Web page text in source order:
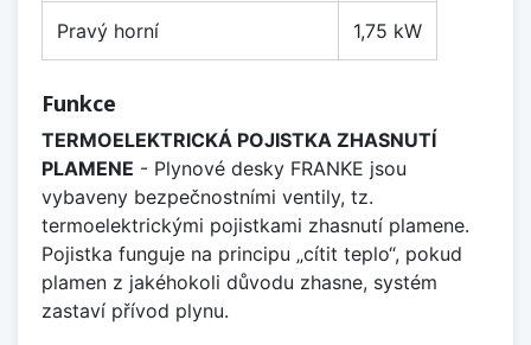
Pravý horní 1,75 kW
Funkce
TERMOELEKTRICKÁ POJISTKA ZHASNUTÍ
PLAMENE - Plynové desky FRANKE jsou
vybaveny bezpečnostními ventily, tz.
termoelektrickými pojistkami zhasnutí plamene.
Pojistka funguje na principu „cítit teplo“, pokud
plamen z jakéhokoli důvodu zhasne, systém
zastaví přívod plynu.